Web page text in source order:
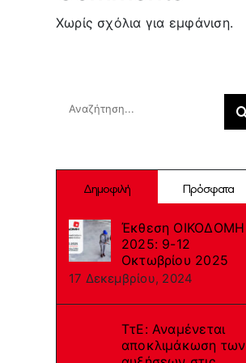
Χωρίς σχόλια για εμφάνιση.
Δημοφιλή Πρόσφατα
Έκθεση ΟΙΚΟΔΟΜΗ
2025: 9-12
Οκτωβρίου 2025
17 Δεκεμβρίου, 2024
ΤτΕ: Αναμένεται
αποκλιμάκωση των